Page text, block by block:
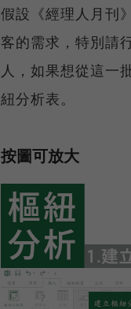
假設《經理人月刊
客的需求，特別請
人，如果想從這一
紐分析表。
按圖可放大